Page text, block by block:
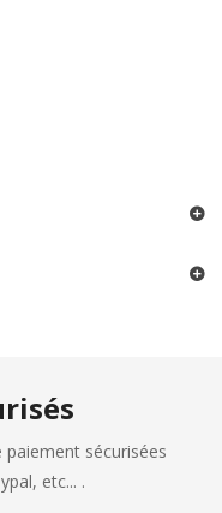
sécurisées
etc... .